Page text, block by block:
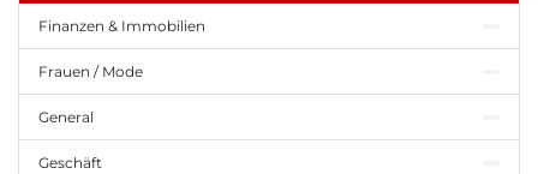
Finanzen & Immobilien
Frauen / Mode
General
Geschäft